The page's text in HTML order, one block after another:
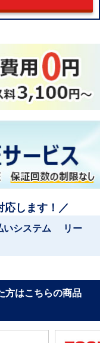
応します！／
いシステム リー
方はこちらの商品